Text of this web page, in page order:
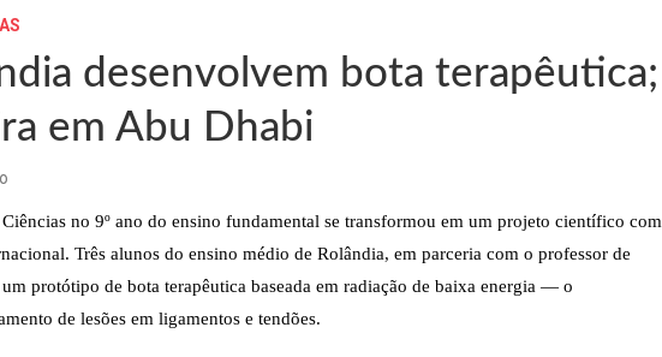
desenvolvem bota terapêutica;
em Abu Dhabi
no 9º ano do ensino fundamental se transformou em um projeto científico com
Três alunos do ensino médio de Rolândia, em parceria com o professor de
protótipo de bota terapêutica baseada em radiação de baixa energia — o
de lesões em ligamentos e tendões.